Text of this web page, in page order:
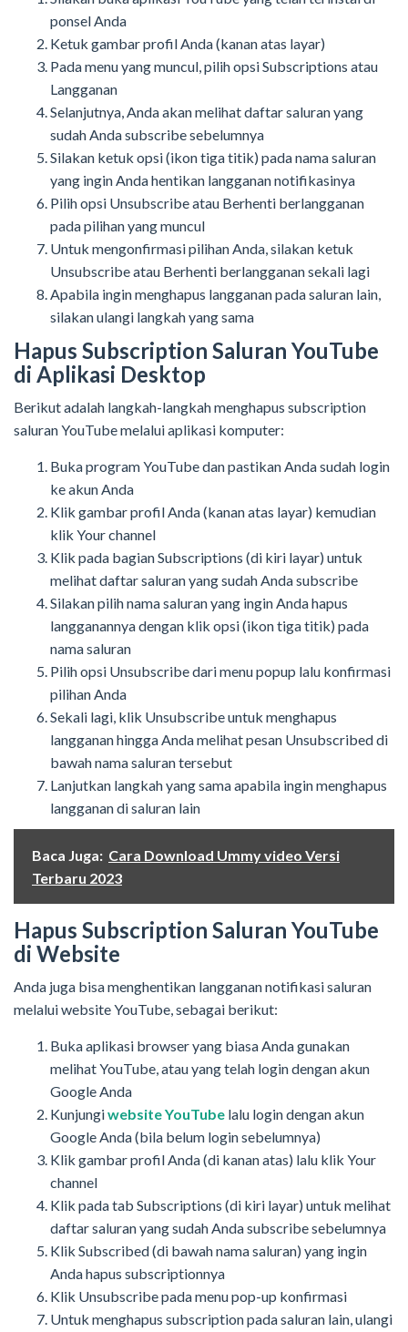
ponsel Anda
Ketuk gambar profil Anda (kanan atas layar)
Pada menu yang muncul, pilih opsi Subscriptions atau
Langganan
Selanjutnya, Anda akan melihat daftar saluran yang
sudah Anda subscribe sebelumnya
Silakan ketuk opsi (ikon tiga titik) pada nama saluran
yang ingin Anda hentikan langganan notifikasinya
Pilih opsi Unsubscribe atau Berhenti berlangganan
pada pilihan yang muncul
Untuk mengonfirmasi pilihan Anda, silakan ketuk
Unsubscribe atau Berhenti berlangganan sekali lagi
Apabila ingin menghapus langganan pada saluran lain,
silakan ulangi langkah yang sama
Hapus Subscription Saluran YouTube
di Aplikasi Desktop
Berikut adalah langkah-langkah menghapus subscription
saluran YouTube melalui aplikasi komputer:
Buka program YouTube dan pastikan Anda sudah login
ke akun Anda
Klik gambar profil Anda (kanan atas layar) kemudian
klik Your channel
Klik pada bagian Subscriptions (di kiri layar) untuk
melihat daftar saluran yang sudah Anda subscribe
Silakan pilih nama saluran yang ingin Anda hapus
langganannya dengan klik opsi (ikon tiga titik) pada
nama saluran
Pilih opsi Unsubscribe dari menu popup lalu konfirmasi
pilihan Anda
Sekali lagi, klik Unsubscribe untuk menghapus
langganan hingga Anda melihat pesan Unsubscribed di
bawah nama saluran tersebut
Lanjutkan langkah yang sama apabila ingin menghapus
langganan di saluran lain
Baca Juga: Cara Download Ummy video Versi
Terbaru 2023
Hapus Subscription Saluran YouTube
di Website
Anda juga bisa menghentikan langganan notifikasi saluran
melalui website YouTube, sebagai berikut:
Buka aplikasi browser yang biasa Anda gunakan
melihat YouTube, atau yang telah login dengan akun
Google Anda
Kunjungiwebsite YouTube lalu login dengan akun
Google Anda (bila belum login sebelumnya)
Klik gambar profil Anda (di kanan atas) lalu klik Your
channel
Klik pada tab Subscriptions (di kiri layar) untuk melihat
daftar saluran yang sudah Anda subscribe sebelumnya
Klik Subscribed (di bawah nama saluran) yang ingin
Anda hapus subscriptionnya
Klik Unsubscribe pada menu pop-up konfirmasi
Untuk menghapus subscription pada saluran lain, ulangi